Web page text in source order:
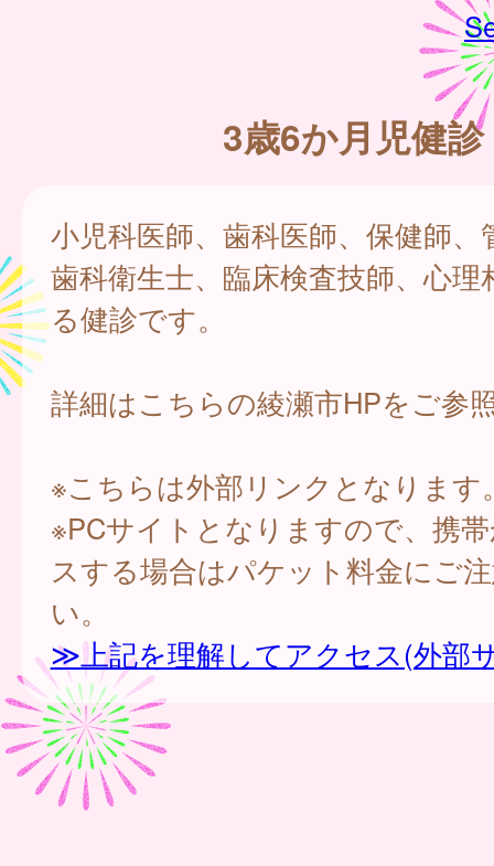
3歳6か月児健診
小児科医師、歯科医師、保健師、
歯科衛生士、臨床検査技師、心理
る健診です。
詳細はこちらの綾瀬市HPをご参
※こちらは外部リンクとなります
※PCサイトとなりますので、携
スする場合はパケット料金にご
い。
≫上記を理解してアクセス(外部